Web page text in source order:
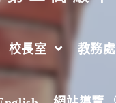
校長室 教務處
大學辦理補助課